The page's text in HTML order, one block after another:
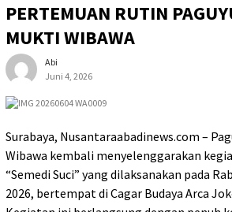
PERTEMUAN RUTIN
MUKTI WIBAWA
Abi
Juni 4, 2026
Surabaya, Nusantaraabadinews.com –
Wibawa kembali menyelenggarakan
“Semedi Suci” yang dilaksanakan pada
2026, bertempat di Cagar Budaya Arca